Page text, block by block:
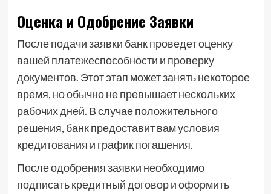
Оценка и Одобрение Заявки
После подачи заявки банк проведет оценку
вашей платежеспособности и проверку
документов. Этот этап может занять некоторое
время, но обычно не превышает нескольких
рабочих дней. В случае положительного
решения, банк предоставит вам условия
кредитования и график погашения.
После одобрения заявки необходимо
подписать кредитный договор и оформить